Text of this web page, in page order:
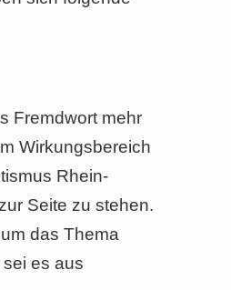
Fremdwort mehr
Wirkungsbereich
Rhein-
Seite zu stehen.
das Thema
es aus